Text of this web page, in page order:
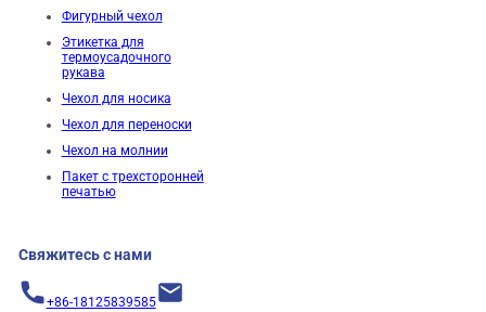
Фигурный чехол
Этикетка для
термоусадочного
рукава
Чехол для носика
Чехол для переноски
Чехол на молнии
Пакет с трехсторонней
печатью
Свяжитесь с нами
+86-18125839585